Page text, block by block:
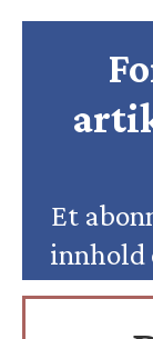
Et
innhold